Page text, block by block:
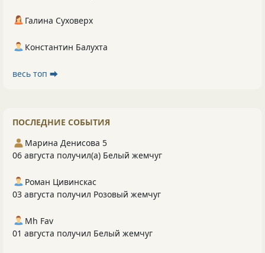
Галина Суховерх
Константин Балухта
весь топ ⮕
ПОСЛЕДНИЕ СОБЫТИЯ
Марина Денисова 5
06 августа получил(а) Белый жемчуг
Роман Цивинскас
03 августа получил Розовый жемчуг
Mh Fav
01 августа получил Белый жемчуг